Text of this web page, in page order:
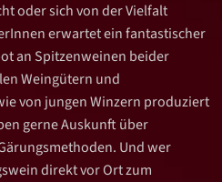
oder sich von der Vielfalt
erwartet ein fantastischer
an Spitzenweinen beider
Weingütern und
von jungen Winzern produziert
gerne Auskunft über
Und wer
direkt vor Ort zum